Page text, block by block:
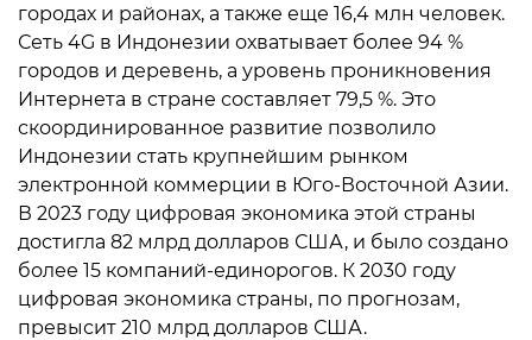
городах и районах, а также еще 16,4 млн человек.
Сеть 4G в Индонезии охватывает более 94 %
городов и деревень, а уровень проникновения
Интернета в стране составляет 79,5 %. Это
скоординированное развитие позволило
Индонезии стать крупнейшим рынком
электронной коммерции в Юго-Восточной Азии.
В 2023 году цифровая экономика этой страны
достигла 82 млрд долларов США, и было создано
более 15 компаний-единорогов. К 2030 году
цифровая экономика страны, по прогнозам,
превысит 210 млрд долларов США.